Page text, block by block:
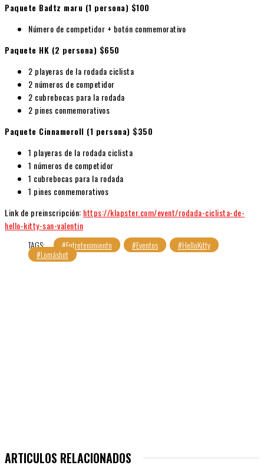
Paquete Badtz maru (1 persona) $100
Número de competidor + botón conmemorativo
Paquete HK (2 persona) $650
2 playeras de la rodada ciclista
2 números de competidor
2 cubrebocas para la rodada
2 pines conmemorativos
Paquete Cinnamoroll (1 persona) $350
1 playeras de la rodada ciclista
1 números de competidor
1 cubrebocas para la rodada
1 pines conmemorativos
Link de preinscripción: https://klapster.com/event/rodada-ciclista-de-
hello-kitty-san-valentin
TAGS:
#Entretenimiento #Eventos #HelloKitty
#Lomáshot
ARTICULOS RELACIONADOS